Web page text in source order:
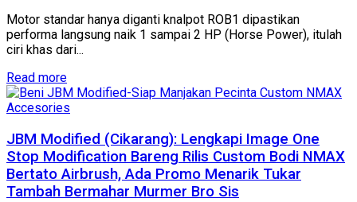
Motor standar hanya diganti knalpot ROB1 dipastikan
performa langsung naik 1 sampai 2 HP (Horse Power), itulah
ciri khas dari...
Read more
Accesories
JBM Modified (Cikarang): Lengkapi Image One
Stop Modification Bareng Rilis Custom Bodi NMAX
Bertato Airbrush, Ada Promo Menarik Tukar
Tambah Bermahar Murmer Bro Sis